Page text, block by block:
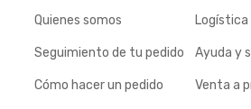
Quienes somos
Seguimiento de tu pedido Ayuda y
Cómo hacer un pedido Venta a